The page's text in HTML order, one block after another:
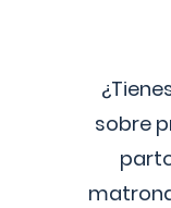
sobre